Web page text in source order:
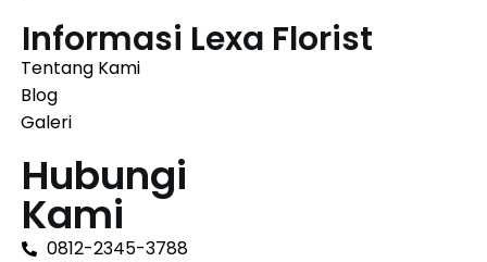
Informasi Lexa Florist
Tentang Kami
Blog
Galeri
Hubungi
Kami
0812-2345-3788